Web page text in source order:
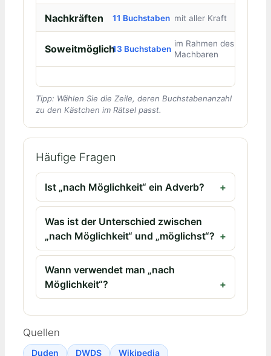
Nachkräften 11 Buchstaben mit aller Kraft
Soweitmöglich13 Buchstaben
im Rahmen des
Machbaren
Tipp: Wählen Sie die Zeile, deren Buchstabenanzahl
zu den Kästchen im Rätsel passt.
Häufige Fragen
Ist „nach Möglichkeit“ ein Adverb?
Was ist der Unterschied zwischen
„nach Möglichkeit“ und „möglichst“?
Wann verwendet man „nach
Möglichkeit“?
Quellen
Duden DWDS
Wikipedia